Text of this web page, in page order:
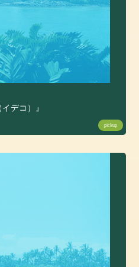
デコ）』
pickup